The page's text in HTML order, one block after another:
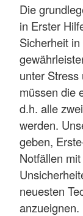
Die
in Erster
Sicherheit
unter
müssen die
d.h. alle
werden.
geben,
Notfällen
neuesten
anzueignen.